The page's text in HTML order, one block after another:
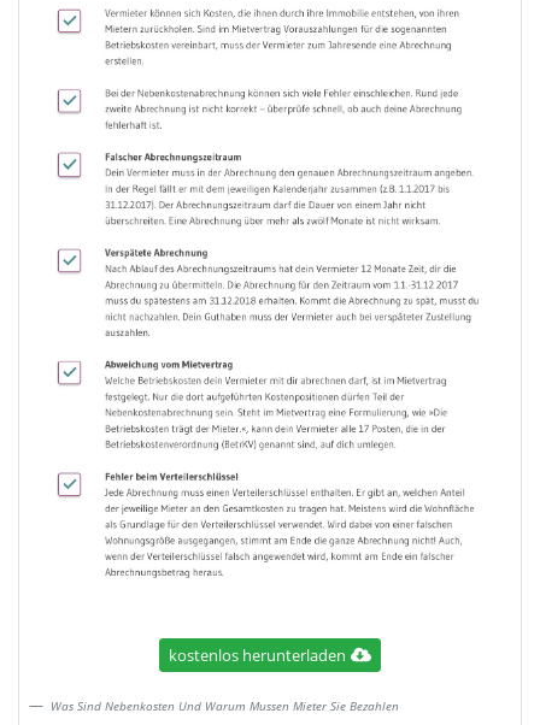
kostenlos herunterladen
Was Sind Nebenkosten Und Warum Mussen Mieter Sie Bezahlen